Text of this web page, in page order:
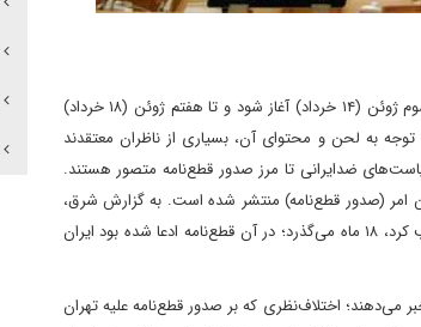
ی: نشست فصلی شورای حکام آژانس بین‌المللی انرژی اتمی قرار است از دوشنبه آینده، سوم ژوئن (۱۴ خرداد) آغاز شود و تا هفتم ژوئن (۱۸ خرداد)
به لحن و محتوای آن، بسیاری از ناظران معتقدند
ضدایرانی تا مرز صدور قطع‌نامه متصور هستند.
امر (صدور قطع‌نامه) منتشر شده است. به گزارش شرق،
از آخرین باری که شورای حکام آژانس بین‌المللی انرژی اتمی با ۳۵ عضو، قطع‌نامه‌ای را علیه ایران تصویب کرد، ۱۸ ماه می‌گذرد؛ در آن قطع‌نامه ادعا شده بود ایران
می‌دهند؛ اختلاف‌نظری که بر صدور قطع‌نامه علیه تهران